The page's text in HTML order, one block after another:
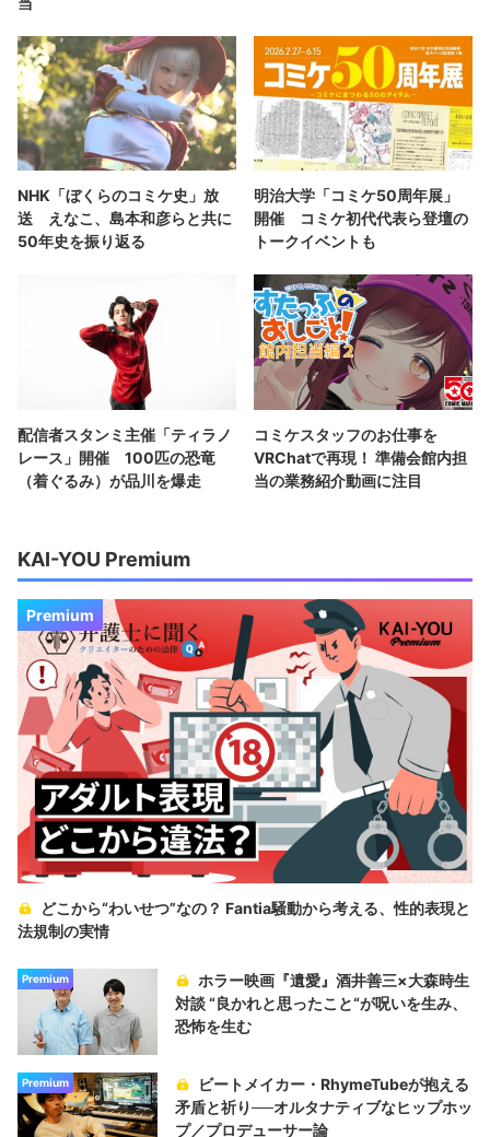
NHK「ぼくらのコミケ史」放
送 えなこ、島本和彦らと共に
50年史を振り返る
明治大学「コミケ50周年展」
開催 コミケ初代代表ら登壇の
トークイベントも
配信者スタンミ主催「ティラノ
レース」開催 100匹の恐竜
（着ぐるみ）が品川を爆走
コミケスタッフのお仕事を
VRChatで再現！ 準備会館内担
当の業務紹介動画に注目
KAI-YOU Premium
Premium
どこから“わいせつ”なの？ Fantia騒動から考える、性的表現と
法規制の実情
Premium
ホラー映画『遺愛』酒井善三×大森時生
対談 “良かれと思ったこと“が呪いを生み、
恐怖を生む
Premium
ビートメイカー・RhymeTubeが抱える
矛盾と祈り──オルタナティブなヒップホッ
プ／プロデューサー論